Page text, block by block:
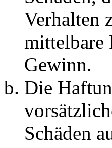
Verhalten
mittelbare
Gewinn.
Die
Schäden